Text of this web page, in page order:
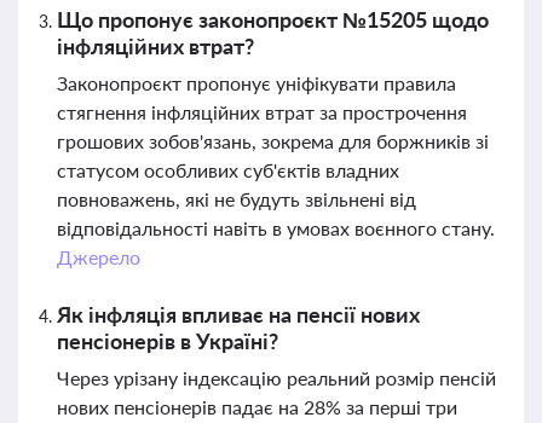
Що пропонує законопроєкт №15205 щодо
інфляційних втрат?
Законопроєкт пропонує уніфікувати правила
стягнення інфляційних втрат за прострочення
грошових зобов'язань, зокрема для боржників зі
статусом особливих суб'єктів владних
повноважень, які не будуть звільнені від
відповідальності навіть в умовах воєнного стану.
Джерело
Як інфляція впливає на пенсії нових
пенсіонерів в Україні?
Через урізану індексацію реальний розмір пенсій
нових пенсіонерів падає на 28% за перші три